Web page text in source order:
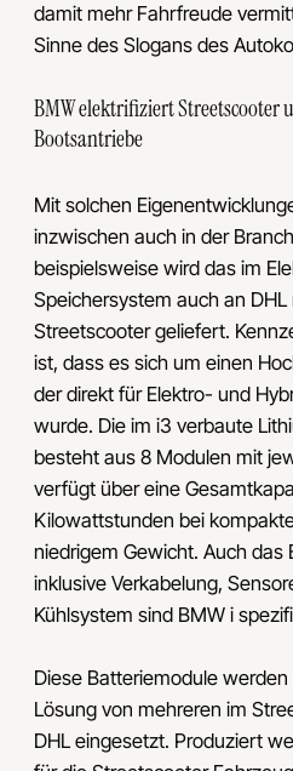
damit mehr Fahrfreude
Sinne des Slogans des
BMW elektrifiziert Streetscooter
Bootsantriebe
Mit solchen
inzwischen auch in der
beispielsweise wird das im
Speichersystem auch an
Streetscooter geliefert.
ist, dass es sich um einen
der direkt für Elektro- und
wurde. Die im i3 verbaute
besteht aus 8 Modulen mit
verfügt über eine
Kilowattstunden bei
niedrigem Gewicht. Auch
inklusive Verkabelung,
Kühlsystem sind BMW i
Diese Batteriemodule
Lösung von mehreren im
DHL eingesetzt. Produziert